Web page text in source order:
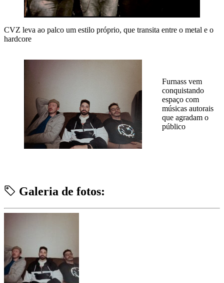
CVZ leva ao palco um estilo próprio, que transita entre o metal e o
hardcore
Furnass vem
conquistando
espaço com
músicas autorais
que agradam o
público
Galeria de fotos: